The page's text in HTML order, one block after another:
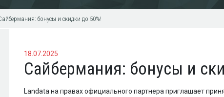
бонусы и скидки до 50%!
18.07.2025
Сайбермания: бонусы и
Landata на правах официального партнера приглашает